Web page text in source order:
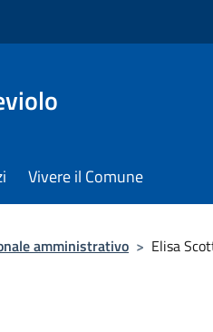
Vivere il Comune
amministrativo > Elisa